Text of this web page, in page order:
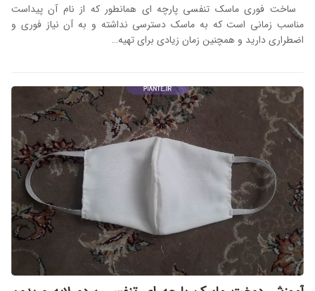
ساخت فوری ماسک تنفسی پارچه ای همانطور که از نام آن پیداست
مناسب زمانی است که به ماسک دسترسی نداشته و به آن نیاز فوری و
اضطراری دارید و همچنین زمان زیادی برای تهیه…